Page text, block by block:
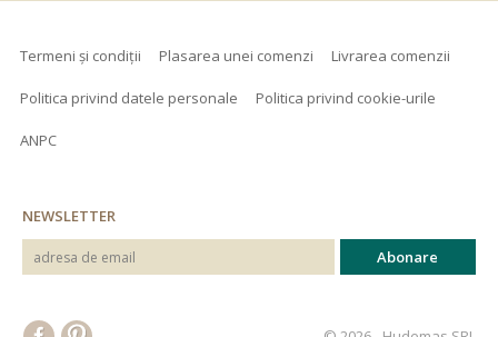
Termeni și condiții Plasarea unei comenzi Livrarea comenzii
Politica privind datele personale Politica privind cookie-urile
ANPC
NEWSLETTER